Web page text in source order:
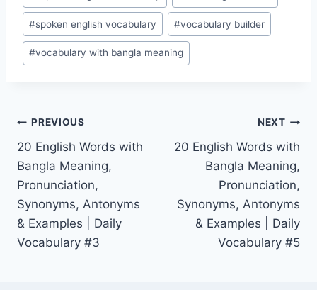
#spoken english vocabulary #vocabulary builder
#vocabulary with bangla meaning
Post
navigation
PREVIOUS
20 English Words with
Bangla Meaning,
Pronunciation,
Synonyms, Antonyms
& Examples | Daily
Vocabulary #3
NEXT
20 English Words with
Bangla Meaning,
Pronunciation,
Synonyms, Antonyms
& Examples | Daily
Vocabulary #5